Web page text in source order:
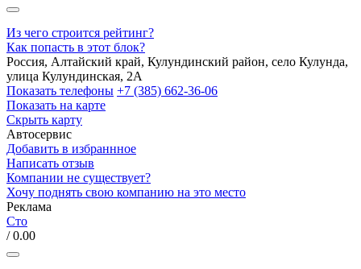
Из чего строится рейтинг?
Как попасть в этот блок?
Россия, Алтайский край, Кулундинский район, село Кулунда,
улица Кулундинская, 2А
Показать телефоны +7 (385) 662-36-06
Показать на карте
Скрыть карту
Автосервис
Добавить в избраннное
Написать отзыв
Компании не существует?
Хочу поднять свою компанию на это место
Реклама
Сто
/ 0.00